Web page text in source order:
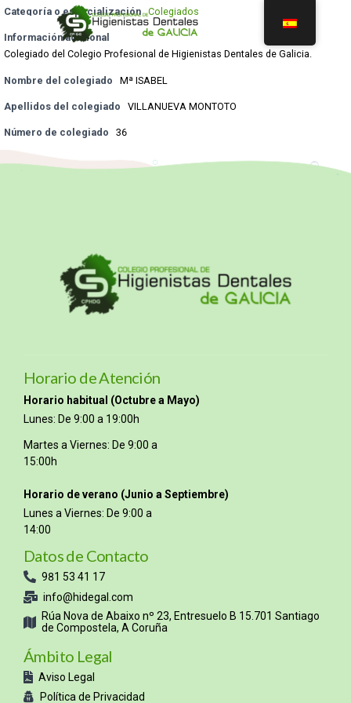
Categoría o especialización Colegiados
Información adicional
Colegiado del Colegio Profesional de Higienistas Dentales de Galicia.
Nombre del colegiado Mª ISABEL
Apellidos del colegiado VILLANUEVA MONTOTO
Número de colegiado 36
Horario de Atención
Horario habitual (Octubre a Mayo)
Lunes: De 9:00 a 19:00h
Martes a Viernes: De 9:00 a
15:00h
Horario de verano (Junio a Septiembre)
Lunes a Viernes: De 9:00 a
14:00
Datos de Contacto
981 53 41 17
info@hidegal.com
Rúa Nova de Abaixo nº 23, Entresuelo B 15.701 Santiago
de Compostela, A Coruña
Ámbito Legal
Aviso Legal
Política de Privacidad